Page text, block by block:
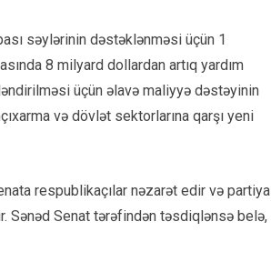
səylərinin dəstəklənməsi üçün 1
8 milyard dollardan artıq yardım
üçün əlavə maliyyə dəstəyinin
və dövlət sektorlarına qarşı yeni
respublikaçılar nəzarət edir və partiya
Sənəd Senat tərəfindən təsdiqlənsə belə,